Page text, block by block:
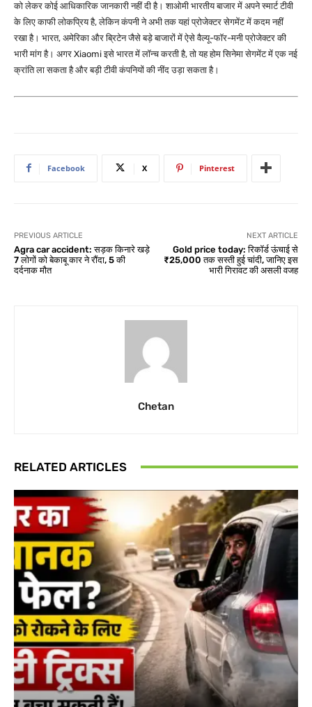
को लेकर कोई आधिकारिक जानकारी नहीं दी है। शाओमी भारतीय बाजार में अपने स्मार्ट टीवी
के लिए काफी लोकप्रिय है, लेकिन कंपनी ने अभी तक यहां प्रोजेक्टर सेगमेंट में कदम नहीं
रखा है। भारत, अमेरिका और ब्रिटेन जैसे बड़े बाजारों में ऐसे वैल्यू-फॉर-मनी प्रोजेक्टर की
भारी मांग है। अगर Xiaomi इसे भारत में लॉन्च करती है, तो यह होम सिनेमा सेगमेंट में एक नई
क्रांति ला सकता है और बड़ी टीवी कंपनियों की नींद उड़ा सकता है।
Facebook X Pinterest
PREVIOUS ARTICLE
Agra car accident: सड़क किनारे खड़े
7 लोगों को बेकाबू कार ने रौंदा, 5 की
दर्दनाक मौत
NEXT ARTICLE
Gold price today: रिकॉर्ड ऊंचाई से
₹25,000 तक सस्ती हुई चांदी, जानिए इस
भारी गिरावट की असली वजह
Chetan
RELATED ARTICLES